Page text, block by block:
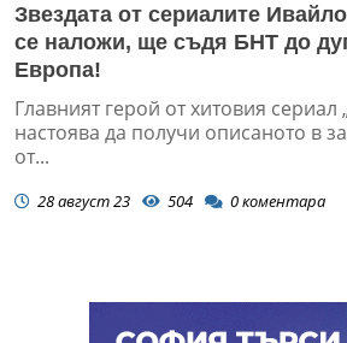
Звездата от сериалите
се наложи, ще съдя БНТ до
Европа!
Главният герой от хитовия сериал
настоява да получи описаното в
от...
28 август 23 504 0коментара